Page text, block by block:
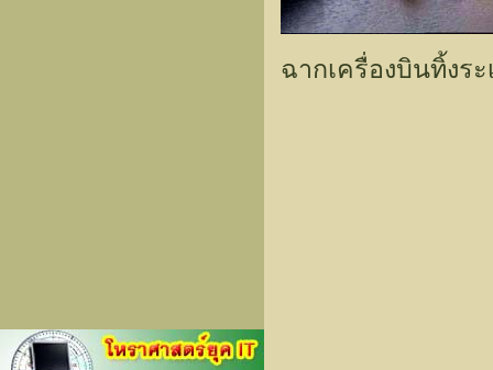
ฉากเครื่องบินทิ้งร